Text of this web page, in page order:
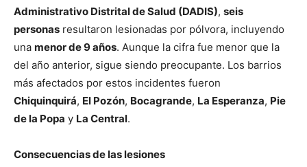
Administrativo Distrital de Salud (DADIS), seis
personas resultaron lesionadas por pólvora, incluyendo
una menor de 9 años. Aunque la cifra fue menor que la
del año anterior, sigue siendo preocupante. Los barrios
más afectados por estos incidentes fueron
Chiquinquirá, El Pozón, Bocagrande, La Esperanza, Pie
de la Popa y La Central.
Consecuencias de las lesiones